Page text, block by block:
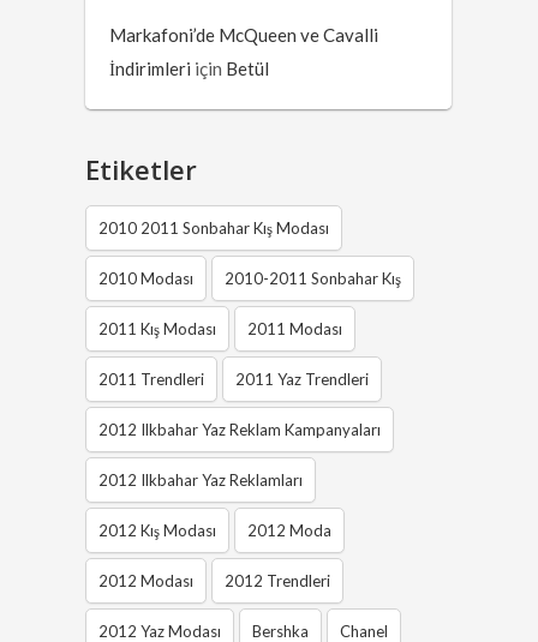
Markafoni’de McQueen ve Cavalli
İndirimleri için Betül
Etiketler
2010 2011 Sonbahar Kış Modası
2010 Modası 2010-2011 Sonbahar Kış
2011 Kış Modası 2011 Modası
2011 Trendleri 2011 Yaz Trendleri
2012 Ilkbahar Yaz Reklam Kampanyaları
2012 Ilkbahar Yaz Reklamları
2012 Kış Modası 2012 Moda
2012 Modası 2012 Trendleri
2012 Yaz Modası Bershka Chanel